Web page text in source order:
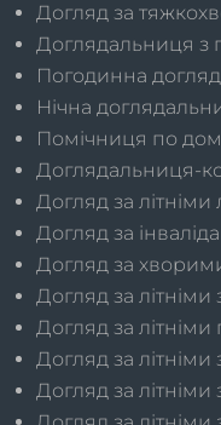
Догляд за
Доглядальниця
Погодинна
Нічна
Помічниця по
Доглядальниця-
Догляд за
Догляд за
Догляд за
Догляд за
Догляд за літніми
Догляд за літніми
Догляд за літніми